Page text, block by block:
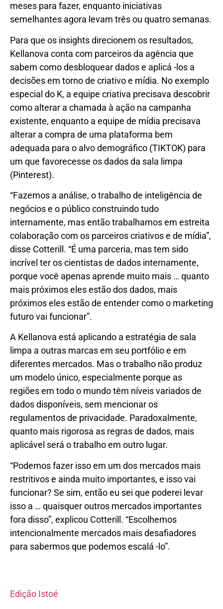
meses para fazer, enquanto iniciativas
semelhantes agora levam três ou quatro semanas.
Para que os insights direcionem os resultados,
Kellanova conta com parceiros da agência que
sabem como desbloquear dados e aplicá -los a
decisões em torno de criativo e mídia. No exemplo
especial do K, a equipe criativa precisava descobrir
como alterar a chamada à ação na campanha
existente, enquanto a equipe de mídia precisava
alterar a compra de uma plataforma bem
adequada para o alvo demográfico (TIKTOK) para
um que favorecesse os dados da sala limpa
(Pinterest).
“Fazemos a análise, o trabalho de inteligência de
negócios e o público construindo tudo
internamente, mas então trabalhamos em estreita
colaboração com os parceiros criativos e de mídia”,
disse Cotterill. “É uma parceria, mas tem sido
incrível ter os cientistas de dados internamente,
porque você apenas aprende muito mais … quanto
mais próximos eles estão dos dados, mais
próximos eles estão de entender como o marketing
futuro vai funcionar”.
A Kellanova está aplicando a estratégia de sala
limpa a outras marcas em seu portfólio e em
diferentes mercados. Mas o trabalho não produz
um modelo único, especialmente porque as
regiões em todo o mundo têm níveis variados de
dados disponíveis, sem mencionar os
regulamentos de privacidade. Paradoxalmente,
quanto mais rigorosa as regras de dados, mais
aplicável será o trabalho em outro lugar.
“Podemos fazer isso em um dos mercados mais
restritivos e ainda muito importantes, e isso vai
funcionar? Se sim, então eu sei que poderei levar
isso a … quaisquer outros mercados importantes
fora disso”, explicou Cotterill. “Escolhemos
intencionalmente mercados mais desafiadores
para sabermos que podemos escalá -lo”.
Edição Istoé